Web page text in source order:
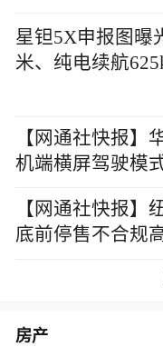
星钽5X申报图曝
米、纯电续航
【网通社快报】
机端横屏驾驶模
【网通社快报】
底前停售不合规
房产